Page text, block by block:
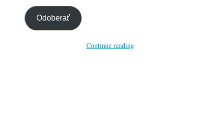
email…
Odoberať
Continue reading